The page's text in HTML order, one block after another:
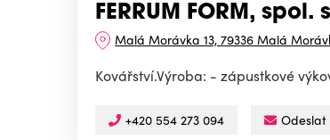
FERRUM FORM, spol.
Malá Morávka 13, 79336 Malá
Kovářství.Výroba: - zápustkové
+420 554 273 094